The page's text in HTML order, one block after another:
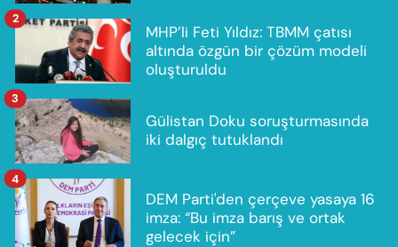
MHP’li Feti Yıldız: TBMM çatısı
altında özgün bir çözüm modeli
oluşturuldu
2
Gülistan Doku soruşturmasında
iki dalgıç tutuklandı
3
DEM Parti'den çerçeve yasaya 16
imza: “Bu imza barış ve ortak
gelecek için”
4